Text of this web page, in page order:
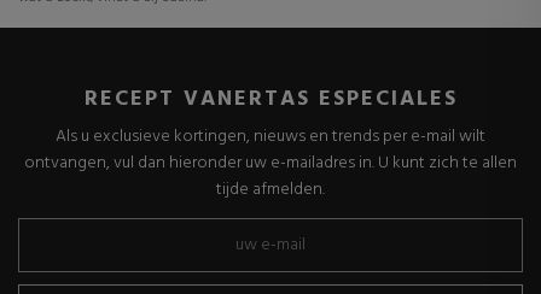
RECEPT VANERTAS ESPECIALES
Als u exclusieve kortingen, nieuws en trends per e-mail wilt
ontvangen, vul dan hieronder uw e-mailadres in. U kunt zich te allen
tijde afmelden.